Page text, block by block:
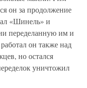
он за продолжение
«Шинель» и
переделанную им и
он также над
но остался
уничтожил